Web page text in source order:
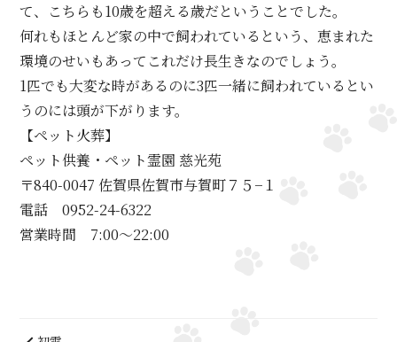
て、こちらも10歳を超える歳だということでした。
何れもほとんど家の中で飼われているという、恵まれた
環境のせいもあってこれだけ長生きなのでしょう。
1匹でも大変な時があるのに3匹一緒に飼われているとい
うのには頭が下がります。
【ペット火葬】
ペット供養・ペット霊園 慈光苑
〒840-0047 佐賀県佐賀市与賀町７５−１
電話 0952-24-6322
営業時間 7:00～22:00